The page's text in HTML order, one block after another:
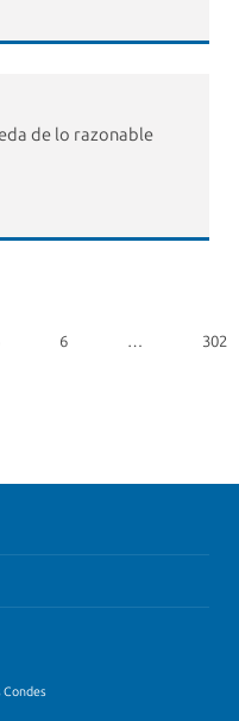
de lo razonable
6 … 302
Condes